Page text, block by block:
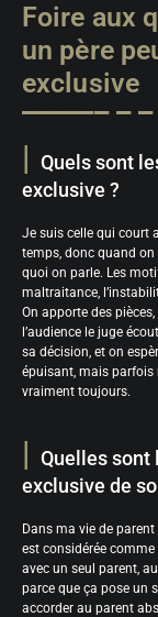
Foire aux
un père
exclusive
Quels sont
exclusive ?
Je suis celle qui court
temps, donc quand on
quoi on parle. Les
maltraitance,
On apporte des
l’audience le juge
sa décision, et on
épuisant, mais parfois
vraiment toujours.
Quelles sont
exclusive de
Dans ma vie de
est considérée comme
avec un seul parent,
parce que ça pose un
accorder au parent